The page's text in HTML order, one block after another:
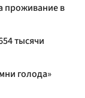
проживание в
тысячи
голода»